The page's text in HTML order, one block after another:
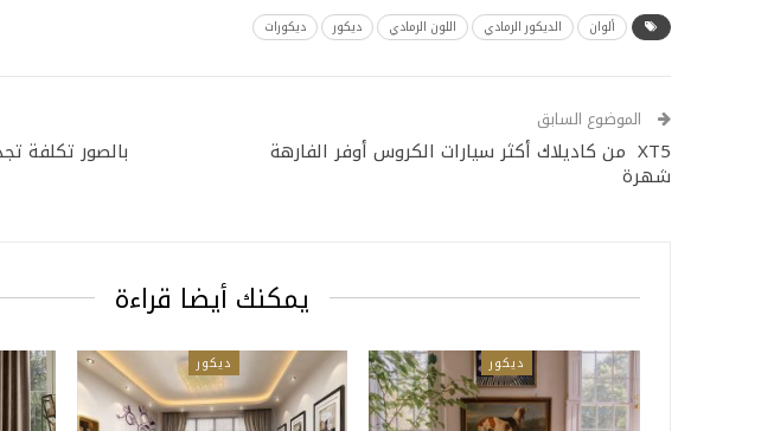
ألوان الديكور الرمادي اللون الرمادي ديكور ديكورات
الموضوع السابق
XT5 من كاديلاك أكثر سيارات الكروس أوفر الفارهة
شهرة
بالصور تكلفة
يمكنك أيضا قراءة
ديكور ديكور